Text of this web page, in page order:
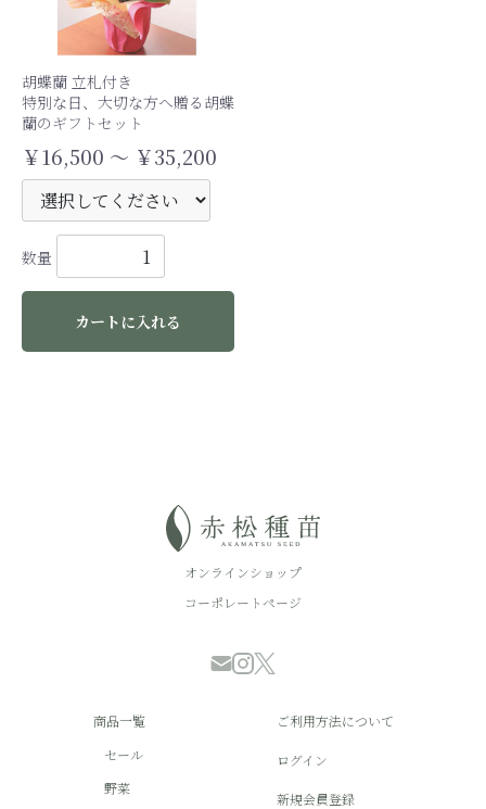
胡蝶蘭 立札付き
特別な日、大切な方へ贈る胡蝶
蘭のギフトセット
￥16,500 ～ ￥35,200
数量
カートに入れる
オンラインショップ
コーポレートページ
商品一覧
セール
野菜
ご利用方法について
ログイン
新規会員登録